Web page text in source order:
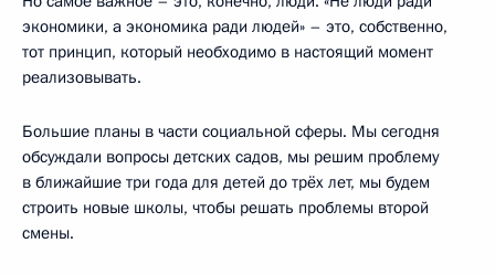
экономики, а экономика ради людей» – это, собственно,
тот принцип, который необходимо в настоящий момент
реализовывать.
Большие планы в части социальной сферы. Мы сегодня
обсуждали вопросы детских садов, мы решим проблему
в ближайшие три года для детей до трёх лет, мы будем
строить новые школы, чтобы решать проблемы второй
смены.